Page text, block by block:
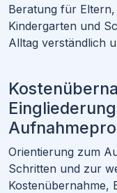
Beratung für
Kindergarten und
Alltag verständlich
Orientierung zum
Schritten und zur
Kostenübernahme,